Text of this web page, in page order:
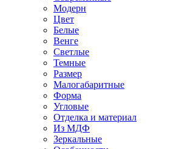
Модерн
Цвет
Белые
Венге
Светлые
Темные
Размер
Малогабаритные
Форма
Угловые
Отделка и материал
Из МДФ
Зеркальные